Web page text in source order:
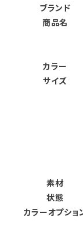
ブランド
商品名
カラー
サイズ
素材
状態
カラーオプショ